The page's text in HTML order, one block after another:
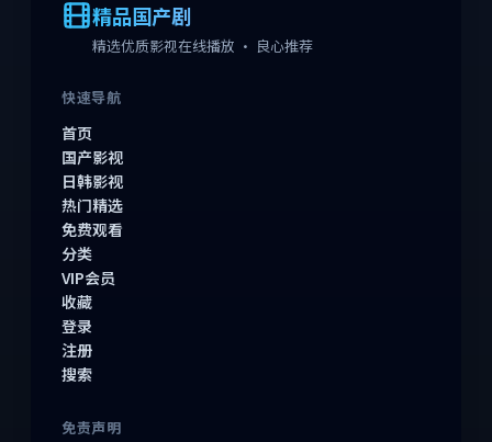
精品国产剧
精选优质影视在线播放 · 良心推荐
快速导航
首页
国产影视
日韩影视
热门精选
免费观看
分类
VIP会员
收藏
登录
注册
搜索
免责声明